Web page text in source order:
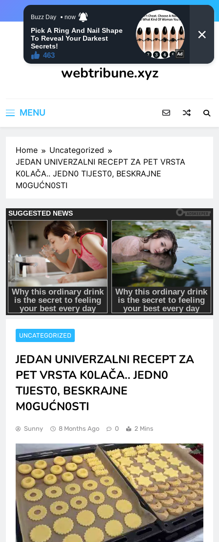
webtribune.xyz
MENU
Home
Uncategorized
JEDAN UNIVERZALNI RECEPT ZA PET VRSTA
K0LAČA.. JEDN0 TIJEST0, BESKRAJNE
M0GUĆN0STI
UNCATEGORIZED
JEDAN UNIVERZALNI RECEPT ZA
PET VRSTA K0LAČA.. JEDN0
TIJEST0, BESKRAJNE
M0GUĆN0STI
Sunny 8 Months Ago 0 2 Mins